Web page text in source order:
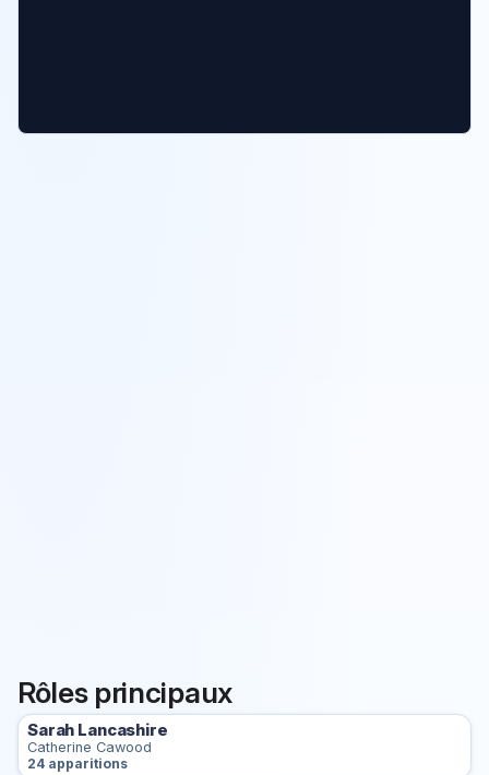
Rôles principaux
Sarah Lancashire
Catherine Cawood
24 apparitions